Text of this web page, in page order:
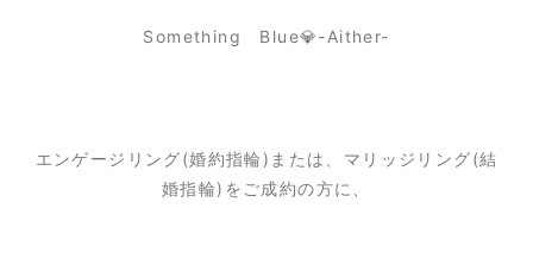
Something Blue💎-Aither-
エンゲージリング(婚約指輪)または、マリッジリング(結
婚指輪)をご成約の方に、